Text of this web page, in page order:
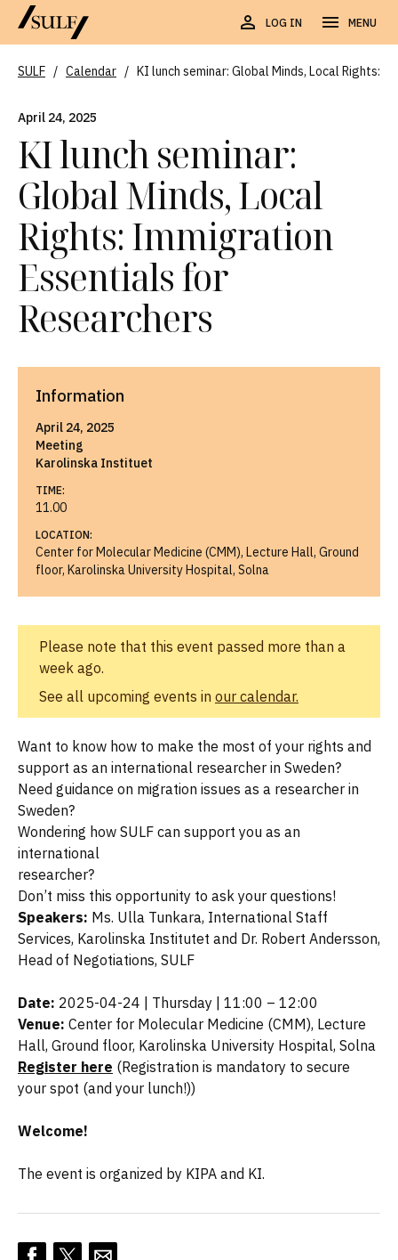
LOG IN MENU
SULF / Calendar / KI lunch seminar: Global Minds, Local Rights:
April 24, 2025
KI lunch seminar:
Global Minds, Local
Rights: Immigration
Essentials for
Researchers
Please note that this event passed more than a
week ago.
See all upcoming events in our calendar.
Want to know how to make the most of your rights and
support as an international researcher in Sweden?
Need guidance on migration issues as a researcher in
Sweden?
Wondering how SULF can support you as an
international
researcher?
Don’t miss this opportunity to ask your questions!
Speakers: Ms. Ulla Tunkara, International Staff
Services, Karolinska Institutet and Dr. Robert Andersson,
Head of Negotiations, SULF
Date: 2025-04-24 | Thursday | 11:00 – 12:00
Venue: Center for Molecular Medicine (CMM), Lecture
Hall, Ground floor, Karolinska University Hospital, Solna
Register here (Registration is mandatory to secure
your spot (and your lunch!))
Welcome!
The event is organized by KIPA and KI.
Information
April 24, 2025
Meeting
Karolinska Instituet
TIME:
11.00
LOCATION:
Center for Molecular Medicine (CMM), Lecture Hall, Ground
floor, Karolinska University Hospital, Solna